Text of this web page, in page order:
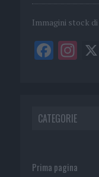
Immagini stock di
CATEGORIE
Prima pagina